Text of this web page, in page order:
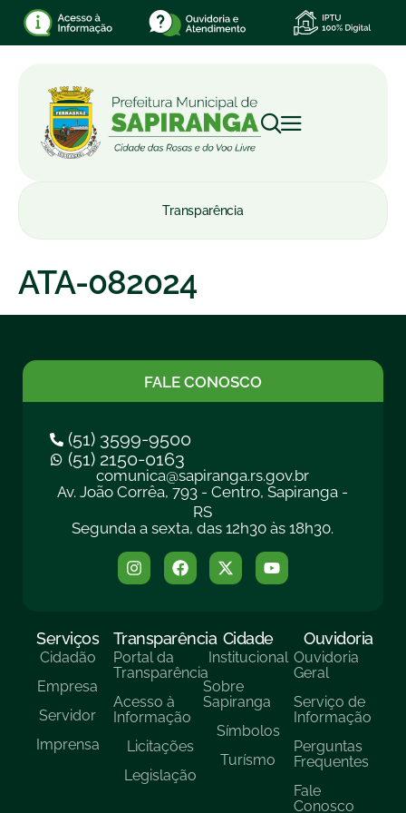
Transparência
ATA-082024
FALE CONOSCO
(51) 3599-9500
(51) 2150-0163
comunica@sapiranga.rs.gov.br
Av. João Corrêa, 793 - Centro, Sapiranga -
RS
Segunda a sexta, das 12h30 às 18h30.
Serviços
Cidadão
Empresa
Servidor
Imprensa
Transparência
Portal da
Transparência
Acesso à
Informação
Licitações
Legislação
Cidade
Institucional
Sobre
Sapiranga
Símbolos
Turísmo
Ouvidoria
Ouvidoria
Geral
Serviço de
Informação
Perguntas
Frequentes
Fale
Conosco